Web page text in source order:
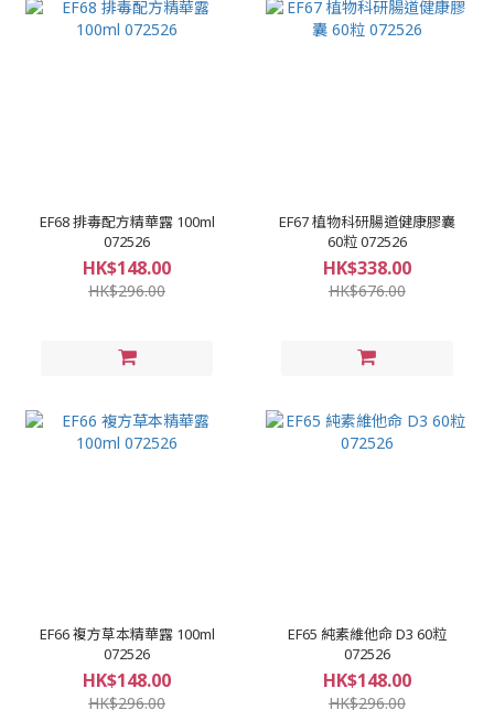
EF68 排毒配方精華露 100ml
072526
HK$148.00
HK$296.00
EF67 植物科研腸道健康膠囊
60粒 072526
HK$338.00
HK$676.00
EF66 複方草本精華露 100ml
072526
HK$148.00
HK$296.00
EF65 純素維他命 D3 60粒
072526
HK$148.00
HK$296.00